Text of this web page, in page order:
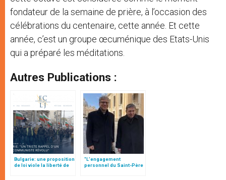
fondateur de la semaine de prière, à l’occasion des
célébrations du centenaire, cette année. Et cette
année, c’est un groupe œcuménique des Etats-Unis
qui a préparé les méditations.
Autres Publications :
Bulgarie: une proposition
de loi viole la liberté de
"L’engagement
personnel du Saint-Père